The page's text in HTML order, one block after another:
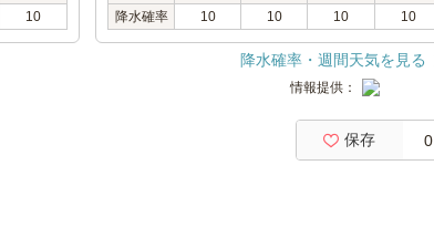
10
降水確率
10 10 10 10
降水確率・週間天気を見る
情報提供：
保存 0